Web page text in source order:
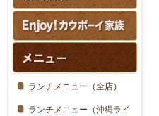
ランチメニュー（全店）
ランチメニュー（沖縄ライ